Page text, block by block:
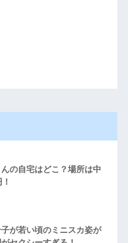
の自宅はどこ？場所は中
子が若い頃のミニスカ姿が